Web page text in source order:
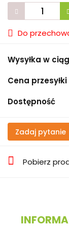
Do
Wysyłka w
Cena przesyłki
Dostępność
Zadaj pytanie
Pobierz